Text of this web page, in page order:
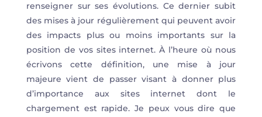
renseigner sur ses évolutions. Ce dernier subit
des mises à jour régulièrement qui peuvent avoir
des impacts plus ou moins importants sur la
position de vos sites internet. À l’heure où nous
écrivons cette définition, une mise à jour
majeure vient de passer visant à donner plus
d’importance aux sites internet dont le
chargement est rapide. Je peux vous dire que